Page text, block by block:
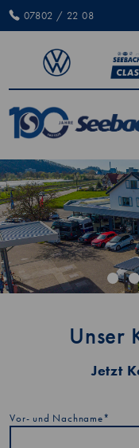
07802 / 22 08
Unser
Jetzt
Vor- und Nachname*